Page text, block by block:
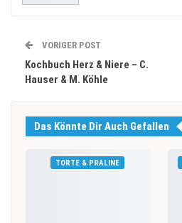
VORIGER POST
Kochbuch Herz & Niere – C.
Hauser & M. Köhle
Das Könnte Dir Auch Gefallen
TORTE & PRALINE